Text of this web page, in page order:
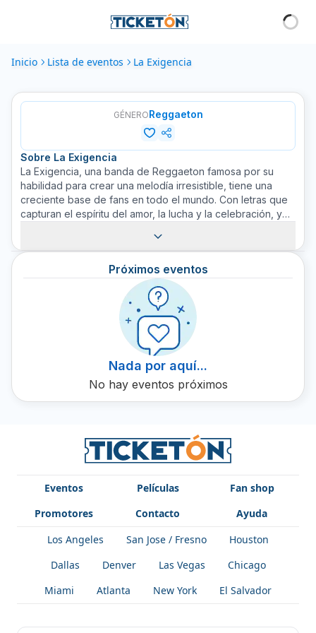
Inicio Lista de eventos La Exigencia
GÉNEROReggaeton
Sobre La Exigencia
La Exigencia, una banda de Reggaeton famosa por su
habilidad para crear una melodía irresistible, tiene una
creciente base de fans en todo el mundo. Con letras que
capturan el espíritu del amor, la lucha y la celebración, y
música de este trío es decididamente refrescante. Cada
actuación de La Exigencia es un espectáculo que vale la
pena ver, brindando a los espectadores una experiencia
verdaderamente cautivadora. Con boletos ahora
disponibles en Ticketón para su próximo espectáculo, no
hay mejor momento para vivir la magia de La Exigencia.
Próximos eventos
Nada por aquí...
No hay eventos próximos
Eventos Películas
Fan shop
Promotores
Contacto
Ayuda
Los Angeles
San Jose / Fresno
Houston
Dallas
Denver Las Vegas
Chicago
Miami
Atlanta New York El Salvador